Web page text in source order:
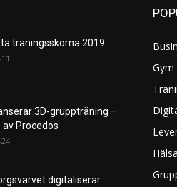
träningsskorna 2019
3D-gruppträning –
av Procedos
digitaliserar
Gym
Hälsa